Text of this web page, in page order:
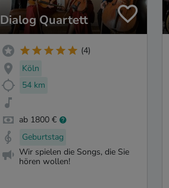
Dialog Quartett
(4)
Köln
54 km
ab 1800 €
Geburtstag
Wir spielen die Songs, die Sie
hören wollen!